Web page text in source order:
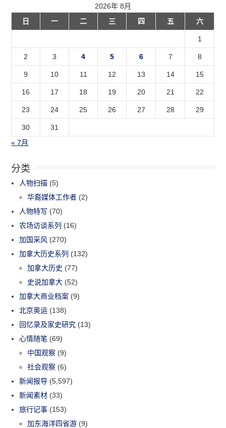
2026年 8月
日
一 二 三 四 五 六
1
2 3 4 5 6 7 8
9 10 11 12 13 14 15
16 17 18 19 20 21 22
23 24 25 26 27 28 29
30
31
« 7月
分类
人物扫描 (5)
华裔媒体工作者 (2)
人物特写 (70)
农场访谈系列 (16)
加国采风 (270)
加拿大历史系列 (132)
加拿大历史 (77)
史说加拿大 (52)
加拿大商业档案 (9)
北京奥运 (138)
回忆录及家史研究 (13)
心情随笔 (69)
中国观察 (9)
社会观察 (6)
新闻报导 (5,597)
新闻素材 (33)
旅行记事 (153)
加东海洋四省游 (9)